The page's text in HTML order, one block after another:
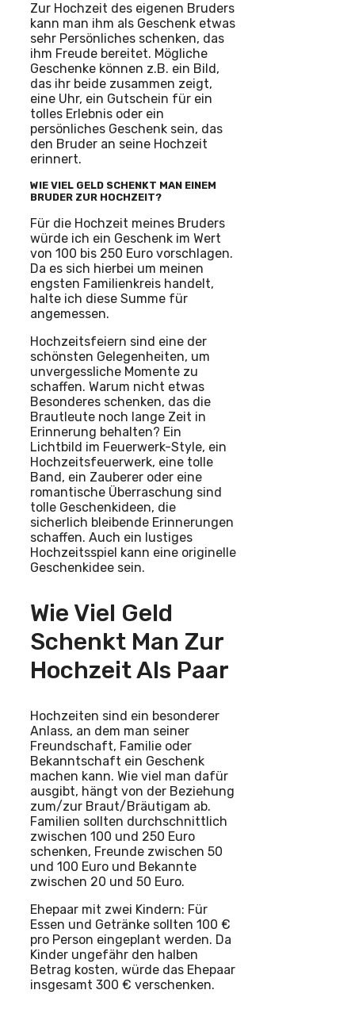
Zur Hochzeit des eigenen Bruders
kann man ihm als Geschenk etwas
sehr Persönliches schenken, das
ihm Freude bereitet. Mögliche
Geschenke können z.B. ein Bild,
das ihr beide zusammen zeigt,
eine Uhr, ein Gutschein für ein
tolles Erlebnis oder ein
persönliches Geschenk sein, das
den Bruder an seine Hochzeit
erinnert.
WIE VIEL GELD SCHENKT MAN EINEM
BRUDER ZUR HOCHZEIT?
Für die Hochzeit meines Bruders
würde ich ein Geschenk im Wert
von 100 bis 250 Euro vorschlagen.
Da es sich hierbei um meinen
engsten Familienkreis handelt,
halte ich diese Summe für
angemessen.
Hochzeitsfeiern sind eine der
schönsten Gelegenheiten, um
unvergessliche Momente zu
schaffen. Warum nicht etwas
Besonderes schenken, das die
Brautleute noch lange Zeit in
Erinnerung behalten? Ein
Lichtbild im Feuerwerk-Style, ein
Hochzeitsfeuerwerk, eine tolle
Band, ein Zauberer oder eine
romantische Überraschung sind
tolle Geschenkideen, die
sicherlich bleibende Erinnerungen
schaffen. Auch ein lustiges
Hochzeitsspiel kann eine originelle
Geschenkidee sein.
Wie Viel Geld
Schenkt Man Zur
Hochzeit Als Paar
Hochzeiten sind ein besonderer
Anlass, an dem man seiner
Freundschaft, Familie oder
Bekanntschaft ein Geschenk
machen kann. Wie viel man dafür
ausgibt, hängt von der Beziehung
zum/zur Braut/Bräutigam ab.
Familien sollten durchschnittlich
zwischen 100 und 250 Euro
schenken, Freunde zwischen 50
und 100 Euro und Bekannte
zwischen 20 und 50 Euro.
Ehepaar mit zwei Kindern: Für
Essen und Getränke sollten 100 €
pro Person eingeplant werden. Da
Kinder ungefähr den halben
Betrag kosten, würde das Ehepaar
insgesamt 300 € verschenken.